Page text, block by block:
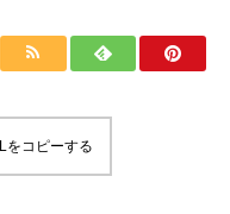
をコピーする